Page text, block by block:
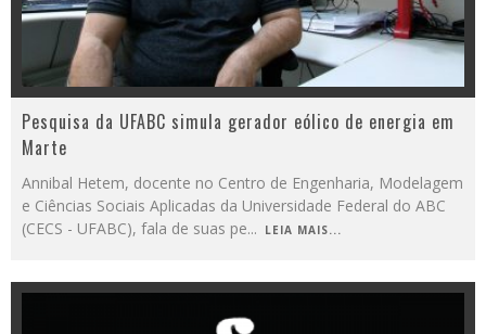
Pesquisa da UFABC simula gerador eólico de energia em
Marte
Annibal Hetem, docente no Centro de Engenharia, Modelagem
e Ciências Sociais Aplicadas da Universidade Federal do ABC
(CECS - UFABC), fala de suas pe... LEIA MAIS...